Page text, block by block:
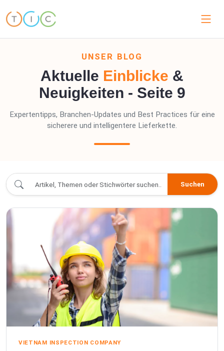
UNSER BLOG
Aktuelle Einblicke &
Neuigkeiten - Seite 9
Expertentipps, Branchen-Updates und Best Practices für eine
sicherere und intelligentere Lieferkette.
Suchen
VIETNAM INSPECTION COMPANY